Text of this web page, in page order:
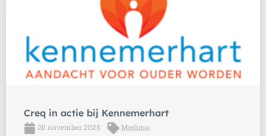
Creq in actie bij Kennemerhart
20 november 2023 Medimo